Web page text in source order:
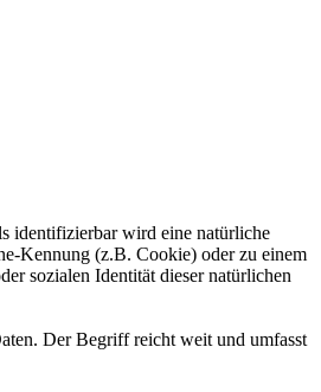
identifizierbar wird eine natürliche
Kennung (z.B. Cookie) oder zu einem
sozialen Identität dieser natürlichen
Der Begriff reicht weit und umfasst